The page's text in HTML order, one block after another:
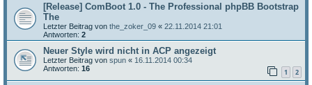
[Release] ComBoot 1.0 - The Professional phpBB Bootstrap
The
Letzter Beitrag von the_zoker_09 « 22.11.2014 21:01
Antworten: 2
Neuer Style wird nicht in ACP angezeigt
Letzter Beitrag von spun « 16.11.2014 00:34
Antworten: 16 1 2